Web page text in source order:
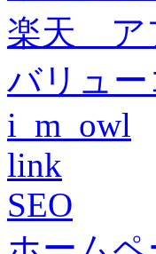
楽天 ア
バリュ
i_m_owl
link
SEO